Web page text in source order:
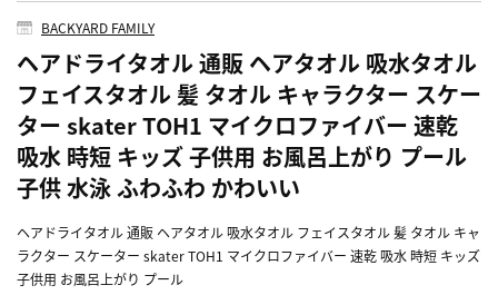
BACKYARD FAMILY
ヘアドライタオル 通販 ヘアタオル 吸水タオル
フェイスタオル 髪 タオル キャラクター スケー
ター skater TOH1 マイクロファイバー 速乾
吸水 時短 キッズ 子供用 お風呂上がり プール
子供 水泳 ふわふわ かわいい
ヘアドライタオル 通販 ヘアタオル 吸水タオル フェイスタオル 髪 タオル キャ
ラクター スケーター skater TOH1 マイクロファイバー 速乾 吸水 時短 キッズ
子供用 お風呂上がり プール